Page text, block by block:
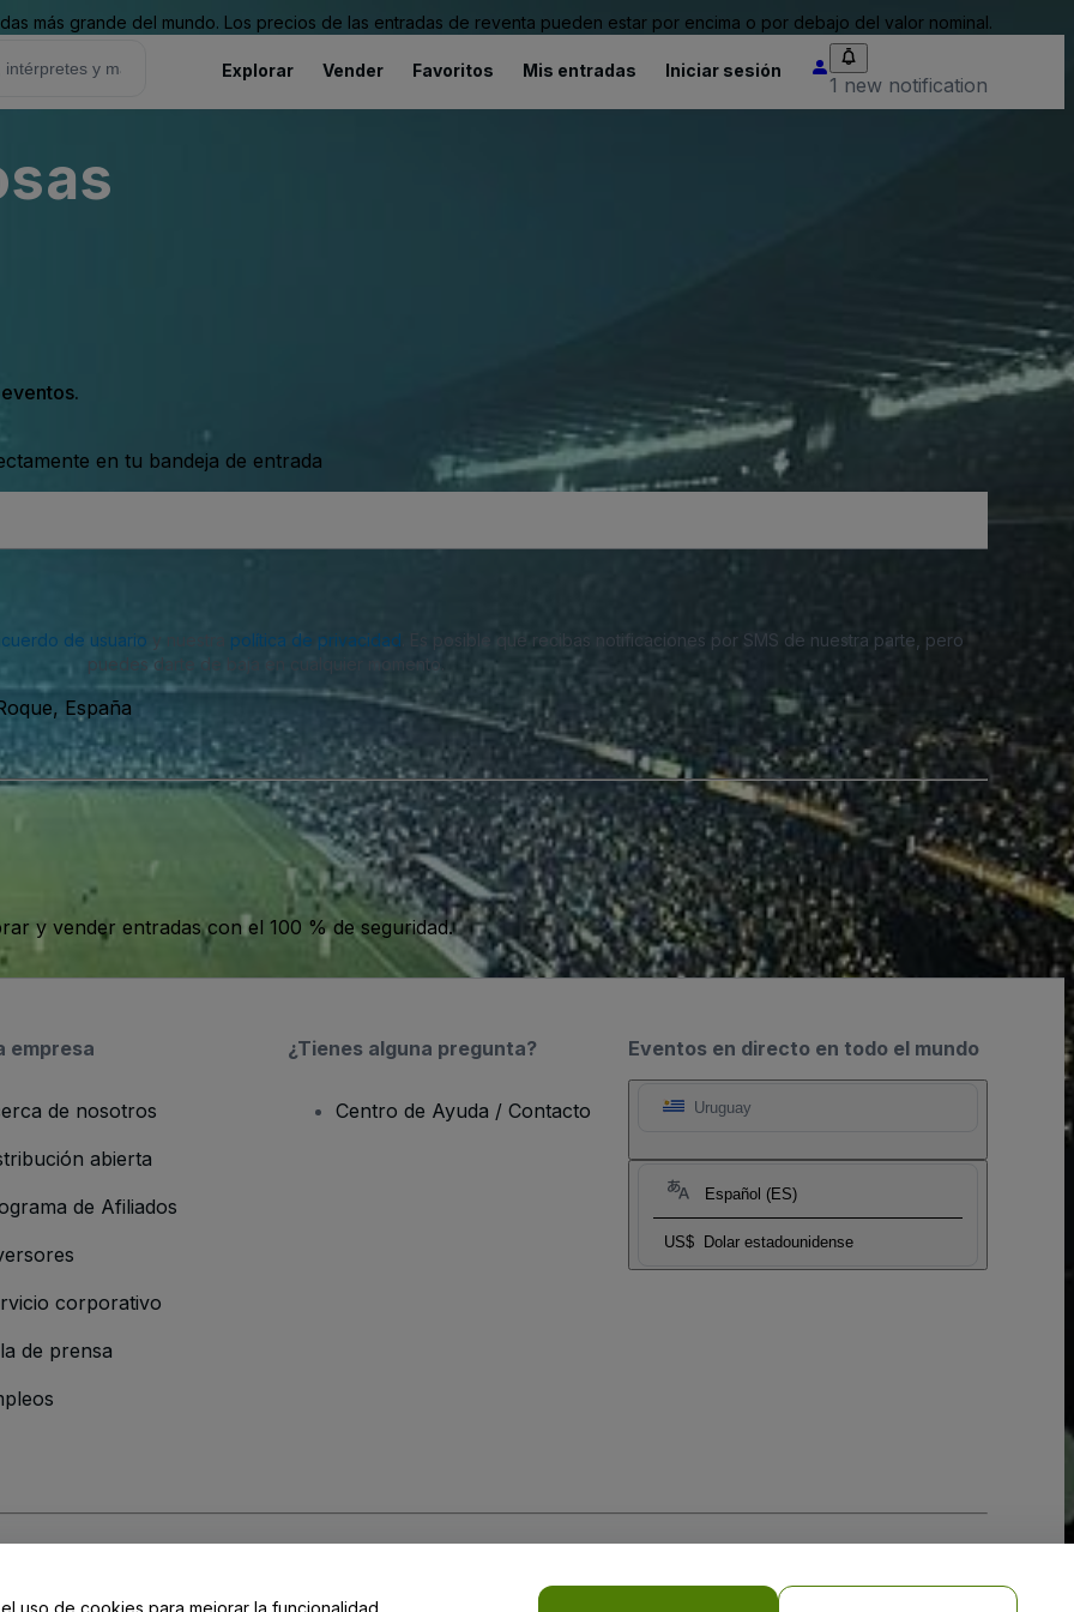
más grande del mundo. Los precios de las entradas de reventa pueden estar por encima o por debajo del valor nominal.
Explorar Vender Favoritos Mis entradas Iniciar sesión
1 new notification
en tu bandeja de entrada
de usuario política de privacidad . Es posible que recibas notificaciones por SMS de nuestra parte, pero
puedes darte de baja en cualquier momento.
España
y vender entradas con el 100 % de seguridad.
Eventos en directo en todo el mundo
Uruguay
Español (ES)
US$ Dolar estadounidense
empresa
de nosotros
abierta
de Afiliados
corporativo
de prensa
¿Tienes alguna pregunta?
Centro de Ayuda / Contacto
y de laPolítica de Privacidad para Móviles
uso de cookies para mejorar la funcionalidad